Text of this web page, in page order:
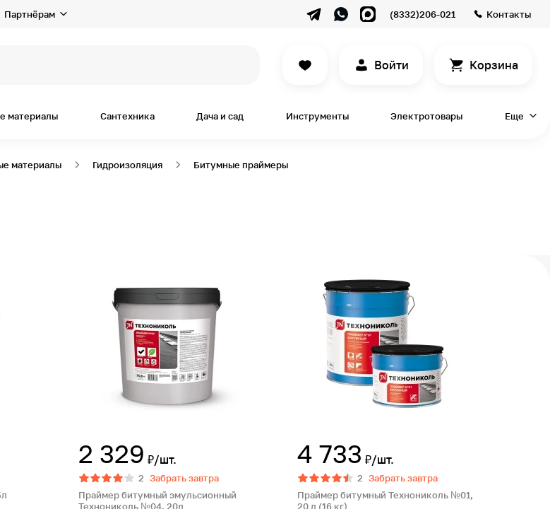
Партнёрам (8332)206-021 Контакты
Войти Корзина
материалы Сантехника Дача и сад Инструменты Электротовары Еще
материалы Гидроизоляция Битумные праймеры
2 329 ₽/шт.
2 Забрать завтра
Праймер битумный эмульсионный
Технониколь №04, 20л
4 733 ₽/шт.
2 Забрать завтра
Праймер битумный Технониколь №01,
20 л (16 кг)